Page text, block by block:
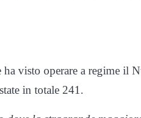
ha visto operare a regime il
in totale 241.